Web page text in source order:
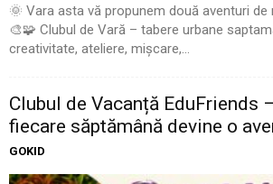
🌞 Vara asta vă propunem două aventuri
🎨🧩 Clubul de Vară – tabere urbane
creativitate, ateliere, mișcare,...
Clubul de Vacanță EduFriends
fiecare săptămână devine o
GOKID